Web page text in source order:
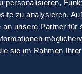
personalisieren,
zu analysieren.
unsere Partner für
sie im Rahmen